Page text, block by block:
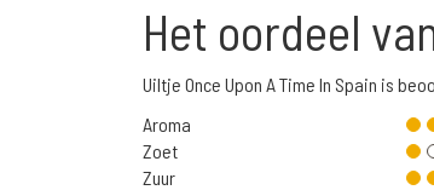
Het oordeel
Uiltje Once Upon A Time In Spain is
Aroma
Zoet
Zuur